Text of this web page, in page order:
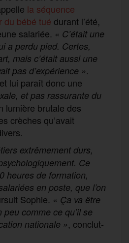
la séquence
du bébé tué durant l’été,
salariée. « C’était une
a perdu pied. Certes,
mais c’était aussi une
pas d’expérience ».
lui paraît donc une
et pas rassurante du
lumière brutale des
crèches qu’avait
extrêmement durs,
Ce
heures de formation,
en poste, que l’on
Sophie. « Ça va être
comme ce qu’il se
nationale », conclut-